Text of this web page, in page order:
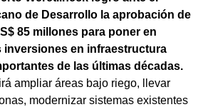
de Desarrollo la aprobación de
85 millones para poner en
inversiones en infraestructura
de las últimas décadas.
ampliar áreas bajo riego, llevar
modernizar sistemas existentes